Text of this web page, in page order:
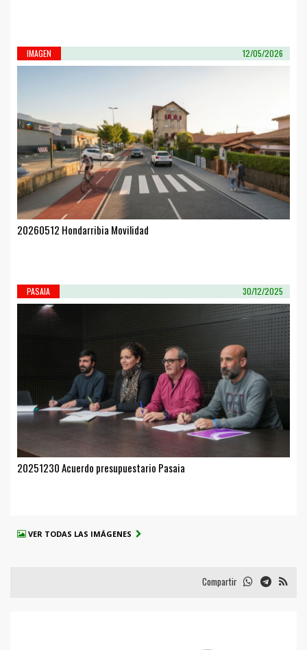
IMAGEN 12/05/2026
20260512 Hondarribia Movilidad
PASAIA 30/12/2025
20251230 Acuerdo presupuestario Pasaia
VER TODAS LAS IMÁGENES
Compartir